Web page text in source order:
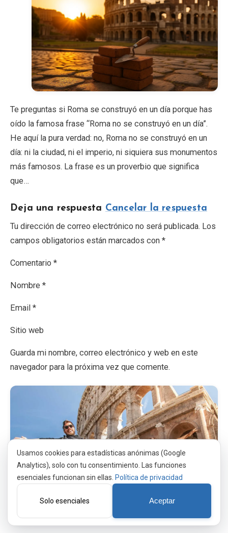
Te preguntas si Roma se construyó en un día porque has
oído la famosa frase “Roma no se construyó en un día”.
He aquí la pura verdad: no, Roma no se construyó en un
día: ni la ciudad, ni el imperio, ni siquiera sus monumentos
más famosos. La frase es un proverbio que significa
que…
Deja una respuesta Cancelar la respuesta
Tu dirección de correo electrónico no será publicada. Los
campos obligatorios están marcados con *
Comentario *
Nombre *
Email *
Sitio web
Guarda mi nombre, correo electrónico y web en este
navegador para la próxima vez que comente.
Usamos cookies para estadísticas anónimas (Google
Analytics), solo con tu consentimiento. Las funciones
esenciales funcionan sin ellas. Política de privacidad
Solo esenciales Aceptar